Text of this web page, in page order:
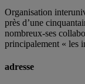
Organisation
près d’une c
nombreux-ses
principalement « les
adresse